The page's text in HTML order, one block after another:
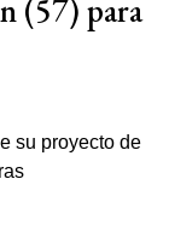
(57) para